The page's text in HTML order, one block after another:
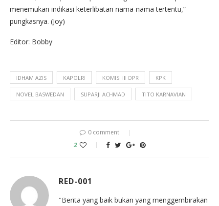
menemukan indikasi keterlibatan nama-nama tertentu,”
pungkasnya. (Joy)
Editor: Bobby
IDHAM AZIS KAPOLRI KOMISI III DPR KPK
NOVEL BASWEDAN SUPARJI ACHMAD TITO KARNAVIAN
0 comment
2
RED-001
"Berita yang baik bukan yang menggembirakan